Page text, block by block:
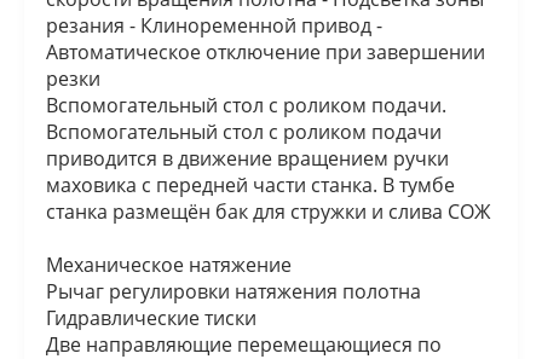
резания - Клиноременной привод -
Автоматическое отключение при завершении
резки
Вспомогательный стол с роликом подачи.
Вспомогательный стол с роликом подачи
приводится в движение вращением ручки
маховика с передней части станка. В тумбе
станка размещён бак для стружки и слива СОЖ
Механическое натяжение
Рычаг регулировки натяжения полотна
Гидравлические тиски
Две направляющие перемещающиеся по